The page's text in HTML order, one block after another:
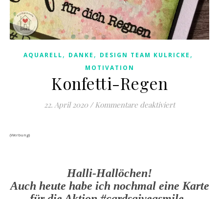
AQUARELL, DANKE , DESIGN TEAM KULRICKE ,
MOTIVATION
Konfetti-Regen
22. April 2020 / Kommentare deaktiviertfür Konfetti-
(Werbung)
Halli-Hallöchen!
Auch heute habe ich nochmal eine Karte